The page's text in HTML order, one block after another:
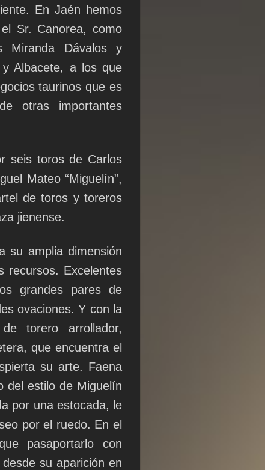
En Jaén hemos
Sr. Canorea, como
Miranda Dávalos y
Albacete, a los que
taurinos que es
otras importantes
seis toros de Carlos
Mateo “Miguelín”,
de toros y toreros
jienense.
su amplia dimensión
recursos. Excelentes
grandes pares de
ovaciones. Y con la
torero arrollador,
que encuentra el
su arte. Faena
del estilo de Miguelín
por una estocada, le
por el ruedo. En el
pasaportarlo con
su aparición en